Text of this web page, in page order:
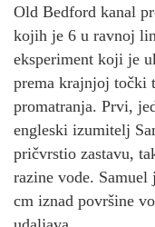
Old Bedford kanal
kojih je 6 u ravnoj
eksperiment koji je
prema krajnjoj točki
promatranja. Prvi,
engleski izumitelj
pričvrstio zastavu,
razine vode.
cm iznad površine